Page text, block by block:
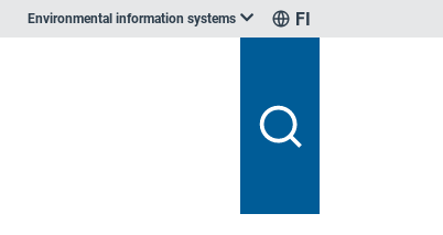
Environmental information systems FI